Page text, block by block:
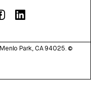
Park, CA 94025. ©